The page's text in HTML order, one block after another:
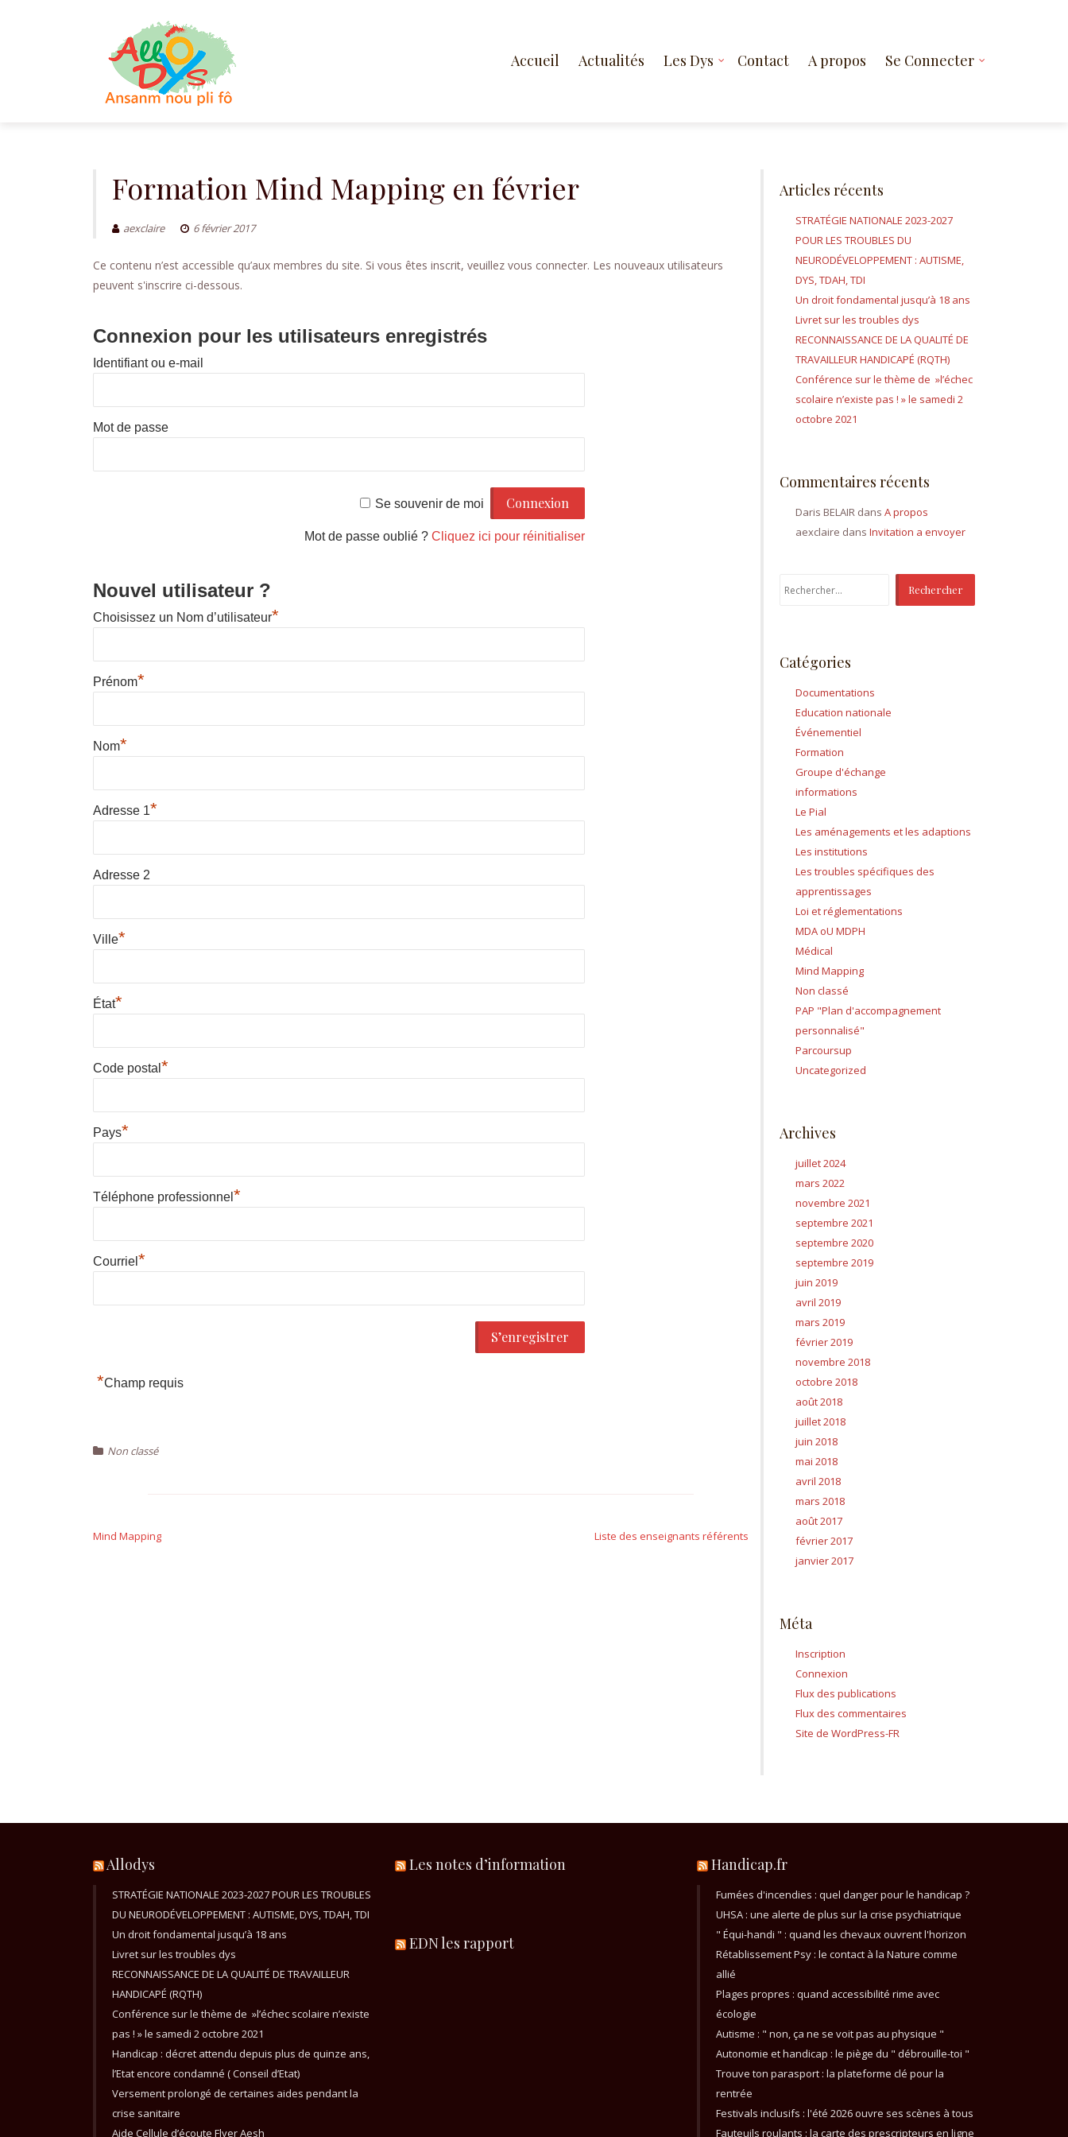
Accueil Actualités Les Dys Contact A propos Se Connecter
Formation Mind Mapping en février
aexclaire 6 février 2017
Ce contenu n’est accessible qu’aux membres du site. Si vous êtes inscrit, veuillez vous connecter. Les nouveaux utilisateurs
peuvent s'inscrire ci-dessous.
Connexion pour les utilisateurs enregistrés
Identifiant ou e-mail
Mot de passe
Se souvenir de moi
Mot de passe oublié ? Cliquez ici pour réinitialiser
Nouvel utilisateur ?
Choisissez un Nom d’utilisateur*
Prénom*
Nom*
Adresse 1*
Adresse 2
Ville*
État*
Code postal *
Pays*
Téléphone professionnel *
Courriel *
*Champ requis
Non classé
de
Mind Mapping Liste des enseignants référents
Articles récents
STRATÉGIE NATIONALE 2023-2027
POUR LES TROUBLES DU
NEURODÉVELOPPEMENT : AUTISME,
DYS, TDAH, TDI
Un droit fondamental jusqu’à 18 ans
Livret sur les troubles dys
RECONNAISSANCE DE LA QUALITÉ DE
TRAVAILLEUR HANDICAPÉ (RQTH)
Conférence sur le thème de »l’échec
scolaire n’existe pas ! » le samedi 2
octobre 2021
Commentaires récents
Daris BELAIR dans A propos
aexclaire dans Invitation a envoyer
Rechercher :
Catégories
Documentations
Education nationale
Événementiel
Formation
Groupe d'échange
informations
Le Pial
Les aménagements et les adaptions
Les institutions
Les troubles spécifiques des
apprentissages
Loi et réglementations
MDA oU MDPH
Médical
Mind Mapping
Non classé
PAP "Plan d'accompagnement
personnalisé"
Parcoursup
Uncategorized
Archives
juillet 2024
mars 2022
novembre 2021
septembre 2021
septembre 2020
septembre 2019
juin 2019
avril 2019
mars 2019
février 2019
novembre 2018
octobre 2018
août 2018
juillet 2018
juin 2018
mai 2018
avril 2018
mars 2018
août 2017
février 2017
janvier 2017
Méta
Inscription
Connexion
Flux des publications
Flux des commentaires
Site de WordPress-FR
Allodys
STRATÉGIE NATIONALE 2023-2027 POUR LES TROUBLES
DU NEURODÉVELOPPEMENT : AUTISME, DYS, TDAH, TDI
Un droit fondamental jusqu’à 18 ans
Livret sur les troubles dys
RECONNAISSANCE DE LA QUALITÉ DE TRAVAILLEUR
HANDICAPÉ (RQTH)
Conférence sur le thème de »l’échec scolaire n’existe
pas ! » le samedi 2 octobre 2021
Handicap : décret attendu depuis plus de quinze ans,
l’Etat encore condamné ( Conseil d’Etat)
Versement prolongé de certaines aides pendant la
crise sanitaire
Aide Cellule d’écoute Flyer Aesh
Les notes d’information
EDN les rapport
Handicap.fr
Fumées d'incendies : quel danger pour le handicap ?
UHSA : une alerte de plus sur la crise psychiatrique
" Équi-handi " : quand les chevaux ouvrent l'horizon
Rétablissement Psy : le contact à la Nature comme
allié
Plages propres : quand accessibilité rime avec
écologie
Autisme : " non, ça ne se voit pas au physique "
Autonomie et handicap : le piège du " débrouille-toi "
Trouve ton parasport : la plateforme clé pour la
rentrée
Festivals inclusifs : l'été 2026 ouvre ses scènes à tous
Fauteuils roulants : la carte des prescripteurs en ligne